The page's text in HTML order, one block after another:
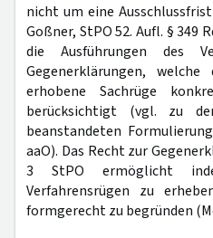
nicht um eine
Goßner, StPO 52. Aufl. § 349
die Ausführungen des
Gegenerklärungen, welche
erhobene Sachrüge
berücksichtigt (vgl. zu
beanstandeten
aaO). Das Recht zur
3 StPO ermöglicht
Verfahrensrügen zu
formgerecht zu begründen